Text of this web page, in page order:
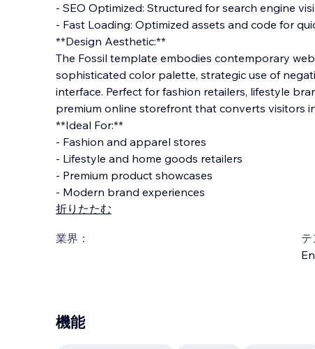
- SEO Optimized: Structured for search engine
- Fast Loading: Optimized assets and code for
**Design Aesthetic:**
The Fossil template embodies contemporary
sophisticated color palette, strategic use of
interface. Perfect for fashion retailers, lifestyle
premium online storefront that converts visitors
**Ideal For:**
- Fashion and apparel stores
- Lifestyle and home goods retailers
- Premium product showcases
- Modern brand experiences
折りたたむ
業界：
テ
機能